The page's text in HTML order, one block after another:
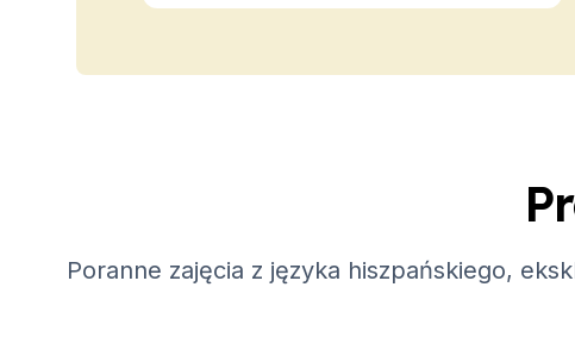
Kursy hiszpańskiego online
Przygotowanie do
Przygotowanie do
Poranne zajęcia z języka hiszpańskiego,